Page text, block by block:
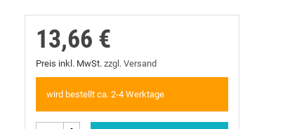
13,66 €
Preis inkl. MwSt. zzgl. Versand
wird bestellt ca. 2-4 Werktage